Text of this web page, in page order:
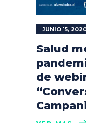
JUNIO 15, 2020
Salud
de